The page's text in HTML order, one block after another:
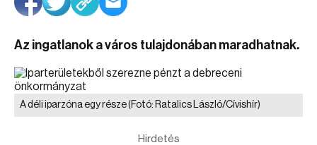
Az ingatlanok a város tulajdonában maradhatnak.
A déli iparzóna egy része(Fotó: Ratalics László/Cívishír)
Hirdetés